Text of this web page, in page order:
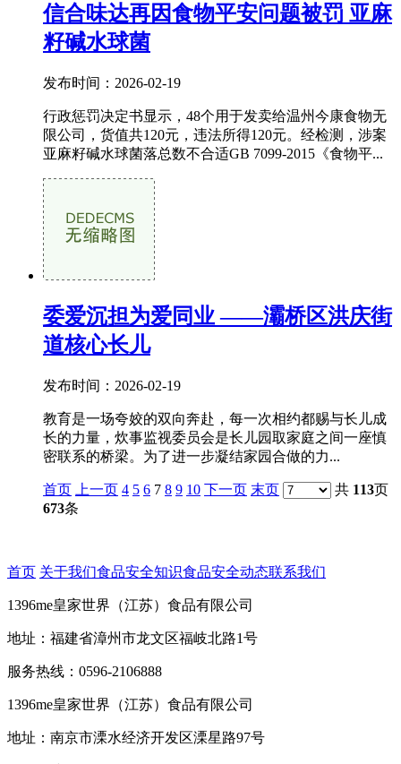
信合味达再因食物平安问题被罚 亚麻
籽碱水球菌
发布时间：2026-02-19
行政惩罚决定书显示，48个用于发卖给温州今康食物无
限公司，货值共120元，违法所得120元。经检测，涉案
亚麻籽碱水球菌落总数不合适GB 7099-2015《食物平...
委爱沉担为爱同业 ——灞桥区洪庆街
道核心长儿
发布时间：2026-02-19
教育是一场夸姣的双向奔赴，每一次相约都赐与长儿成
长的力量，炊事监视委员会是长儿园取家庭之间一座慎
密联系的桥梁。为了进一步凝结家园合做的力...
首页 上一页 4 5 6 7 8 9 10 下一页 末页 共 113页
673条
首页 关于我们食品安全知识食品安全动态联系我们
1396me皇家世界（江苏）食品有限公司
地址：福建省漳州市龙文区福岐北路1号
服务热线：0596-2106888
1396me皇家世界（江苏）食品有限公司
地址：南京市溧水经济开发区溧星路97号